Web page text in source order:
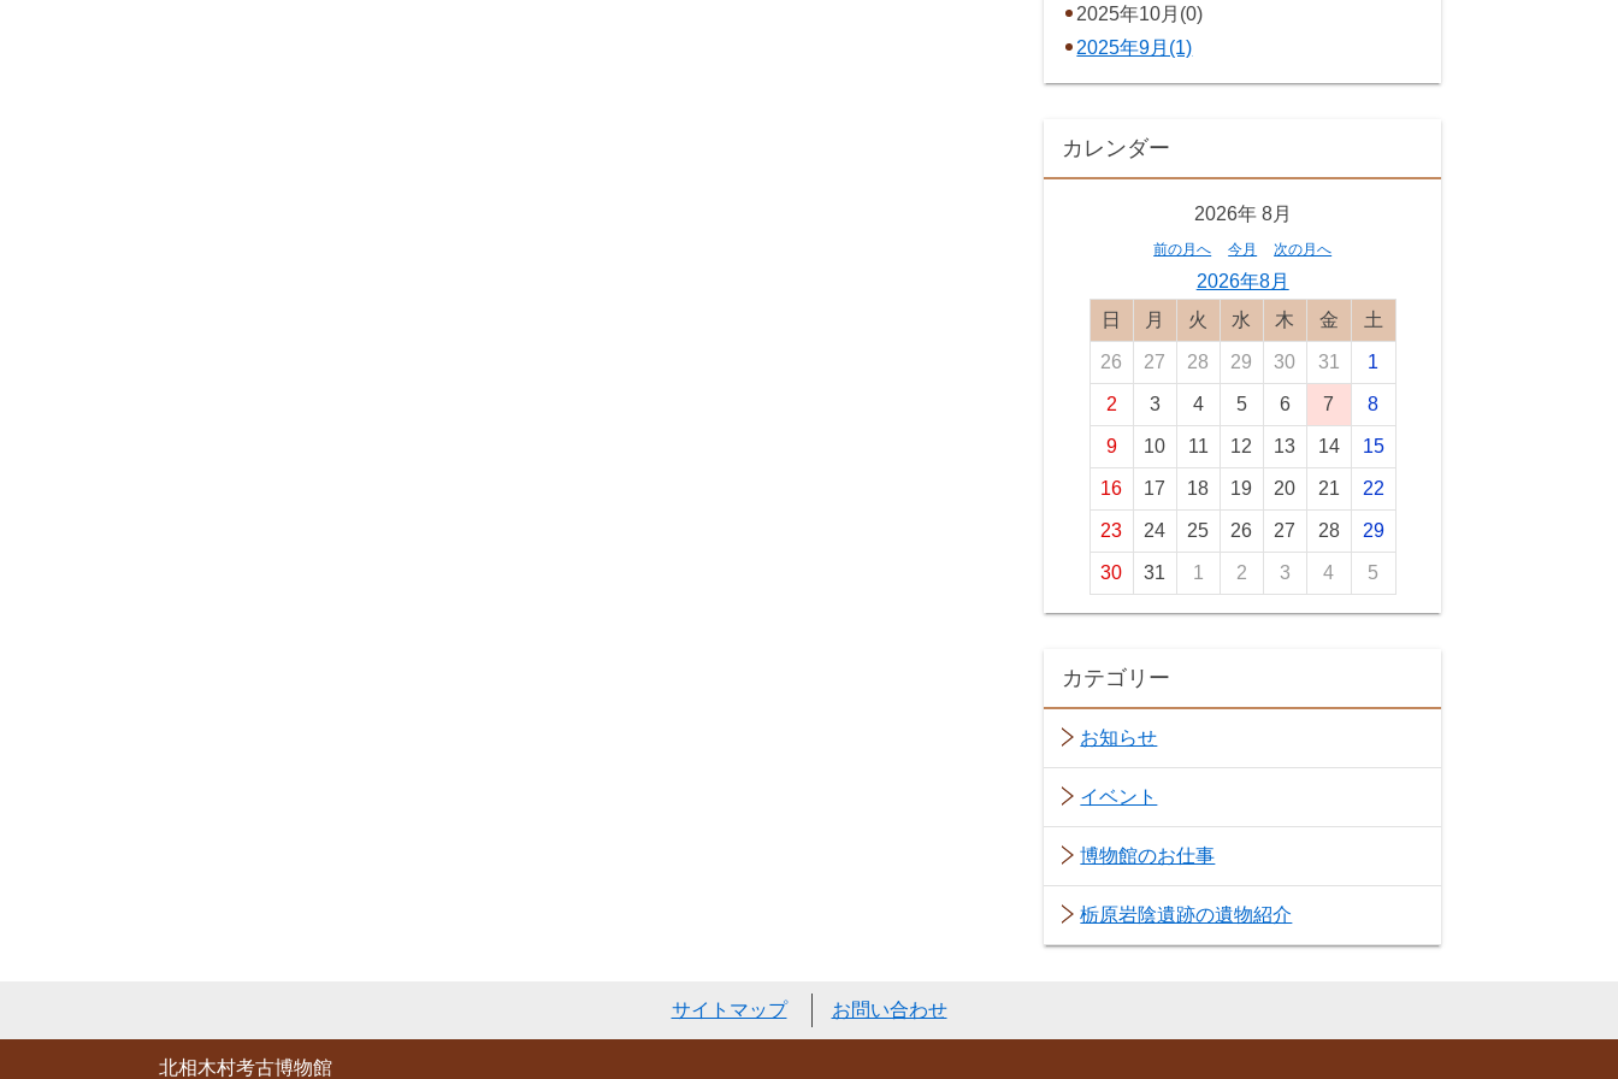
2025年10月(0)
2025年9月(1)
カレンダー
2026年 8月
前の月へ 今月 次の月へ
2026年8月
日曜日月曜日火曜日水曜日木曜日金曜日土曜日
26 27 28 29 30 31 1
2 3 4 5 6 7 8
9 10 11 12 13 14 15
16 17 18 19 20 21 22
23 24 25 26 27 28 29
30 31 1 2 3 4 5
カテゴリー
お知らせ
イベント
博物館のお仕事
栃原岩陰遺跡の遺物紹介
サイトマップ お問い合わせ
北相木村考古博物館